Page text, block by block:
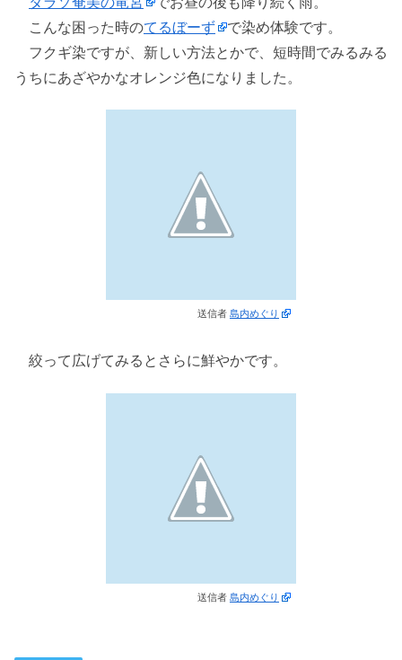
こんな困った時のてるぼーず
で染め体験です。
フクギ染ですが、新しい方法とかで、短時間でみるみる
うちにあざやかなオレンジ色になりました。
送信者 島内めぐり
絞って広げてみるとさらに鮮やかです。
送信者 島内めぐり